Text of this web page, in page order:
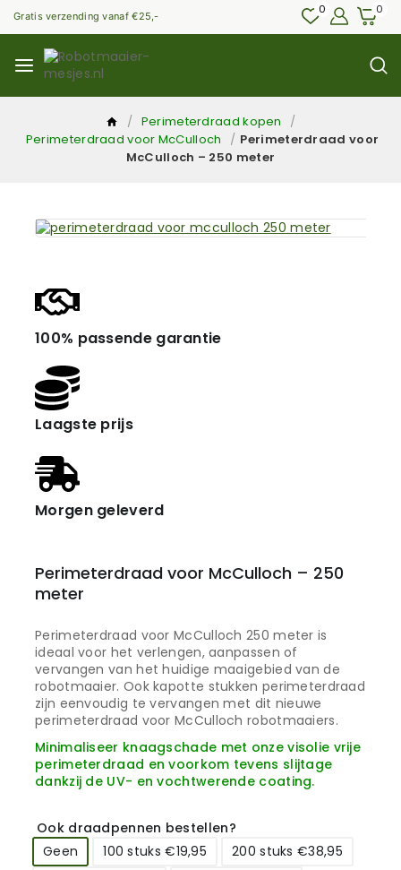
Gratis verzending vanaf €25,- 0 0
/ Perimeterdraad kopen
/
Perimeterdraad voor McCulloch
/ Perimeterdraad voor
McCulloch – 250 meter
100% passende garantie
Laagste prijs
Morgen geleverd
Perimeterdraad voor McCulloch – 250
meter
Perimeterdraad voor McCulloch 250 meter is
ideaal voor het verlengen, aanpassen of
vervangen van het huidige maaigebied van de
robotmaaier. Ook kapotte stukken perimeterdraad
zijn eenvoudig te vervangen met dit nieuwe
perimeterdraad voor McCulloch robotmaaiers.
Minimaliseer knaagschade met onze visolie vrije
perimeterdraad en voorkom tevens slijtage
dankzij de UV- en vochtwerende coating.
Ook draadpennen bestellen?
Geen
100 stuks €19,95
200 stuks €38,95